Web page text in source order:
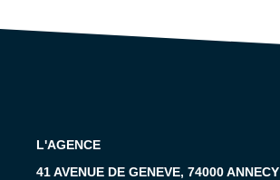
L'AGENCE
41 AVENUE DE GENEVE, 74000 ANNECY